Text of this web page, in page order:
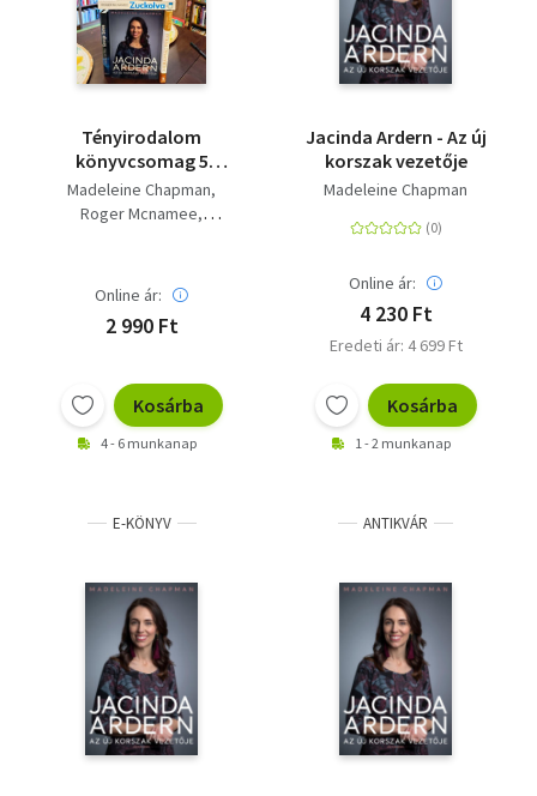
Történelem
Vallás
Tényirodalom
könyvcsomag 5
darabos KÖNYVMENTŐ
AJÁNLAT: Jacinda
katasztrófa felé, A
Királyság titkai,
Madeleine Chapman
Roger Mcnamee
Brett Velicovich -
Christopher S. Stewart
Online ár:
2 990 Ft
Kosárba
4 - 6 munkanap
Jacinda Ardern - Az új
korszak vezetője
Madeleine Chapman
Online ár:
4 230 Ft
Eredeti ár: 4 699 Ft
Kosárba
1 - 2 munkanap
E-KÖNYV ANTIKVÁR